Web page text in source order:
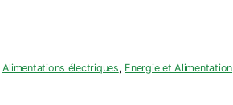
Alimentations électriques, Energie et Alimentation